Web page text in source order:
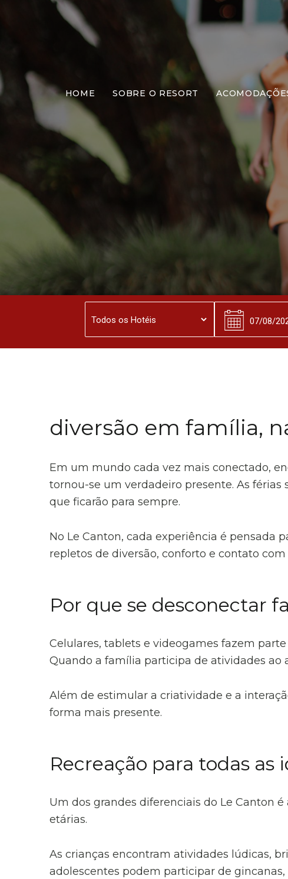
HOME SOBRE O RESORT
As
diversão em família,
Em um mundo cada vez mais conectado,
tornou-se um verdadeiro presente. As
que ficarão para sempre.
No Le Canton, cada experiência é pensada
repletos de diversão, conforto e contato com
Por que se desconectar
Celulares, tablets e videogames fazem
Quando a família participa de atividades ao
Além de estimular a criatividade e a
forma mais presente.
Recreação para todas as
Um dos grandes diferenciais do Le Canton
etárias.
As crianças encontram atividades lúdicas,
adolescentes podem participar de